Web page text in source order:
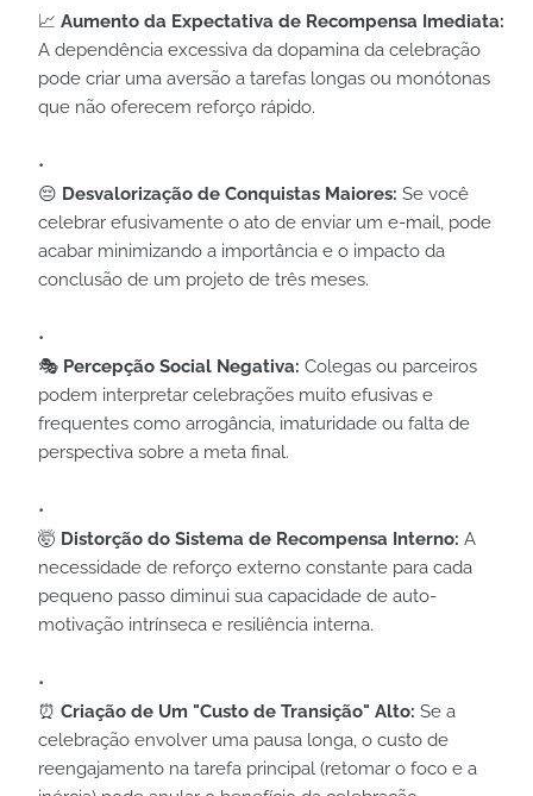
📈 Aumento da Expectativa de Recompensa Imediata:
A dependência excessiva da dopamina da celebração
pode criar uma aversão a tarefas longas ou monótonas
que não oferecem reforço rápido.
😔 Desvalorização de Conquistas Maiores: Se você
celebrar efusivamente o ato de enviar um e-mail, pode
acabar minimizando a importância e o impacto da
conclusão de um projeto de três meses.
🎭 Percepção Social Negativa: Colegas ou parceiros
podem interpretar celebrações muito efusivas e
frequentes como arrogância, imaturidade ou falta de
perspectiva sobre a meta final.
🤯 Distorção do Sistema de Recompensa Interno: A
necessidade de reforço externo constante para cada
pequeno passo diminui sua capacidade de auto-
motivação intrínseca e resiliência interna.
⏰ Criação de Um "Custo de Transição" Alto: Se a
celebração envolver uma pausa longa, o custo de
reengajamento na tarefa principal (retomar o foco e a